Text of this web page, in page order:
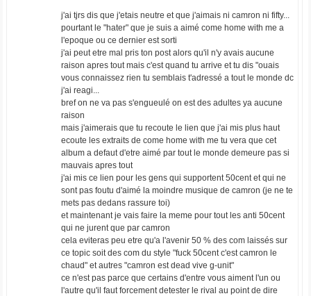
j'ai tjrs dis que j'etais neutre et que j'aimais ni camron ni fifty...
pourtant le "hater" que je suis a aimé come home with me a
l'epoque ou ce dernier est sorti
j'ai peut etre mal pris ton post alors qu'il n'y avais aucune
raison apres tout mais c'est quand tu arrive et tu dis "ouais
vous connaissez rien tu semblais t'adressé a tout le monde dc
j'ai reagi...
bref on ne va pas s'engueulé on est des adultes ya aucune
raison
mais j'aimerais que tu recoute le lien que j'ai mis plus haut
ecoute les extraits de come home with me tu vera que cet
album a defaut d'etre aimé par tout le monde demeure pas si
mauvais apres tout
j'ai mis ce lien pour les gens qui supportent 50cent et qui ne
sont pas foutu d'aimé la moindre musique de camron (je ne te
mets pas dedans rassure toi)
et maintenant je vais faire la meme pour tout les anti 50cent
qui ne jurent que par camron
cela eviteras peu etre qu'a l'avenir 50 % des com laissés sur
ce topic soit des com du style "fuck 50cent c'est camron le
chaud" et autres "camron est dead vive g-unit"
ce n'est pas parce que certains d'entre vous aiment l'un ou
l'autre qu'il faut forcement detester le rival au point de dire